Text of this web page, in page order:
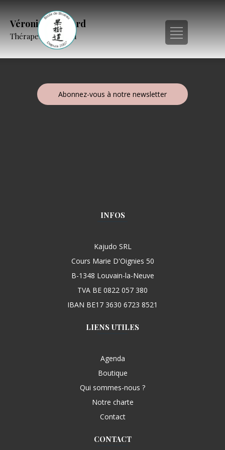
Véronique Evrard
Thérapeute Shiatsu
Abonnez-vous à notre newsletter
INFOS
Kajudo SRL
Cours Marie D'Oignies 50
B-1348 Louvain-la-Neuve
TVA BE 0822 057 380
IBAN BE17 3630 6723 8521
LIENS UTILES
Agenda
Boutique
Qui sommes-nous ?
Notre charte
Contact
CONTACT